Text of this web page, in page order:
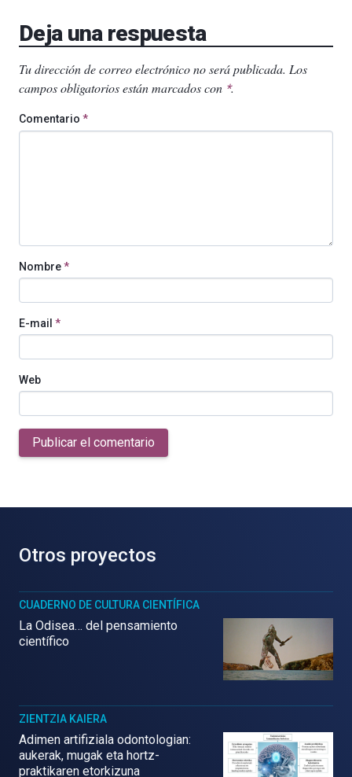
Deja una respuesta
Tu dirección de correo electrónico no será publicada. Los
campos obligatorios están marcados con *.
Comentario *
Nombre*
E-mail *
Web
Publicar el comentario
Otros proyectos
CUADERNO DE CULTURA CIENTÍFICA
La Odisea… del pensamiento
científico
ZIENTZIA KAIERA
Adimen artifiziala odontologian:
aukerak, mugak eta hortz-
praktikaren etorkizuna